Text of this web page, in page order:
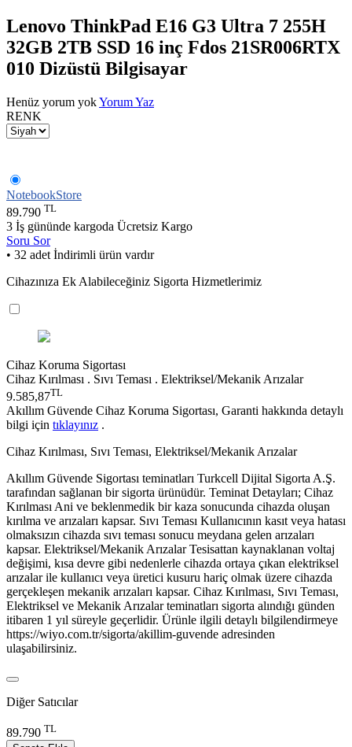
Lenovo ThinkPad E16 G3 Ultra 7 255H
32GB 2TB SSD 16 inç Fdos 21SR006RTX
010 Dizüstü Bilgisayar
Henüz yorum yokYorum Yaz
RENK
NotebookStore
89.790 TL
3 İş gününde kargoda Ücretsiz Kargo
Soru Sor
• 32 adet İndirimli ürün vardır
Cihazınıza Ek Alabileceğiniz Sigorta Hizmetlerimiz
Cihaz Koruma Sigortası
Cihaz Kırılması . Sıvı Teması . Elektriksel/Mekanik Arızalar
9.585,87TL
Akıllım Güvende Cihaz Koruma Sigortası, Garanti hakkında detaylı
bilgi için tıklayınız .
Cihaz Kırılması, Sıvı Teması, Elektriksel/Mekanik Arızalar
Akıllım Güvende Sigortası teminatları Turkcell Dijital Sigorta A.Ş.
tarafından sağlanan bir sigorta ürünüdür. Teminat Detayları; Cihaz
Kırılması Ani ve beklenmedik bir kaza sonucunda cihazda oluşan
kırılma ve arızaları kapsar. Sıvı Teması Kullanıcının kasıt veya hatası
olmaksızın cihazda sıvı teması sonucu meydana gelen arızaları
kapsar. Elektriksel/Mekanik Arızalar Tesisattan kaynaklanan voltaj
değişimi, kısa devre gibi nedenlerle cihazda ortaya çıkan elektriksel
arızalar ile kullanıcı veya üretici kusuru hariç olmak üzere cihazda
gerçekleşen mekanik arızaları kapsar. Cihaz Kırılması, Sıvı Teması,
Elektriksel ve Mekanik Arızalar teminatları sigorta alındığı günden
itibaren 1 yıl süreyle geçerlidir. Ürünle ilgili detaylı bilgilendirmeye
https://wiyo.com.tr/sigorta/akillim-guvende adresinden
ulaşabilirsiniz.
Diğer Satıcılar
89.790 TL